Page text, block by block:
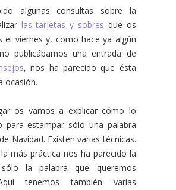
algunas consultas sobre la
las tarjetas y sobres que os
el viernes y, como hace ya algún
publicábamos una entrada de
, nos ha parecido que ésta
ocasión.
os vamos a explicar cómo lo
para estampar sólo una palabra
Navidad. Existen varias técnicas.
más práctica nos ha parecido la
la palabra que queremos
tenemos también varias